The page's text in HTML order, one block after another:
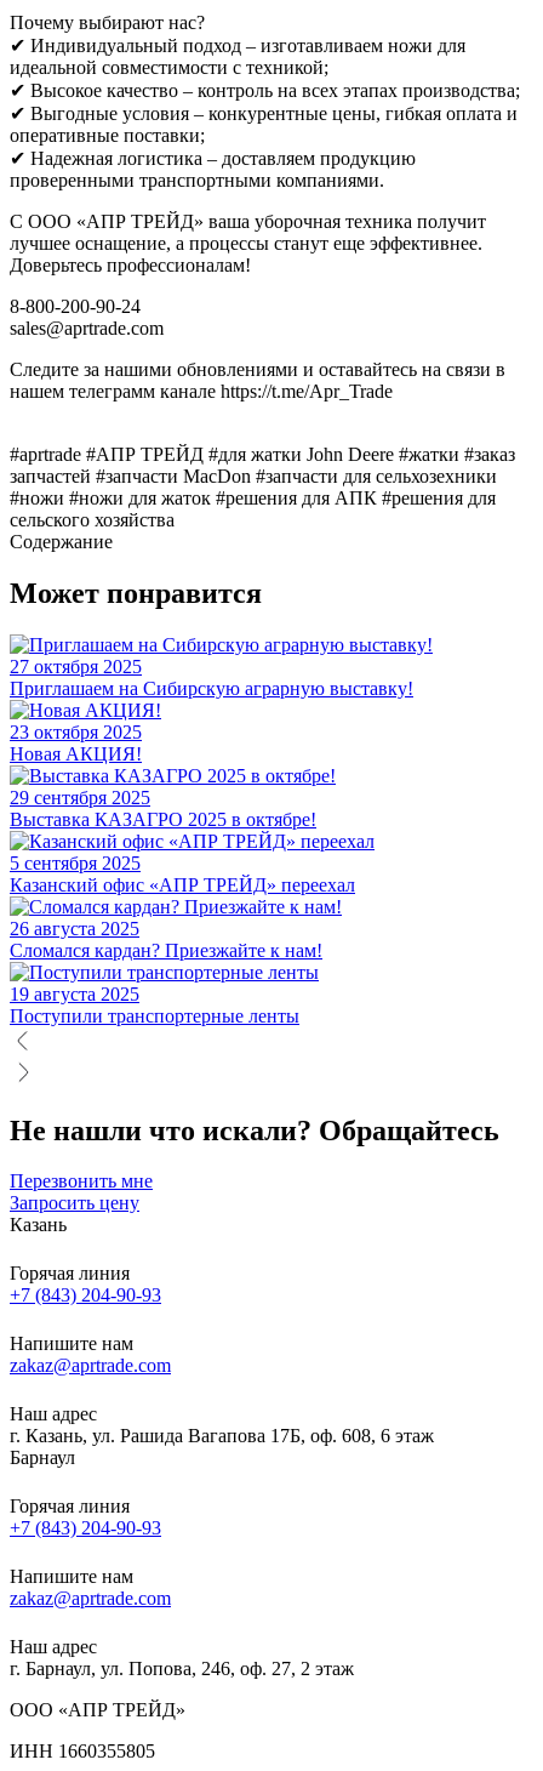
Почему выбирают нас?
✔ Индивидуальный подход – изготавливаем ножи для
идеальной совместимости с техникой;
✔ Высокое качество – контроль на всех этапах производства;
✔ Выгодные условия – конкурентные цены, гибкая оплата и
оперативные поставки;
✔ Надежная логистика – доставляем продукцию
проверенными транспортными компаниями.
С ООО «АПР ТРЕЙД» ваша уборочная техника получит
лучшее оснащение, а процессы станут еще эффективнее.
Доверьтесь профессионалам!
8-800-200-90-24
sales@aprtrade.com
Следите за нашими обновлениями и оставайтесь на связи в
нашем телеграмм канале https://t.me/Apr_Trade
#aprtrade #АПР ТРЕЙД #для жатки John Deere #жатки #заказ
запчастей #запчасти MacDon #запчасти для сельхозехники
#ножи #ножи для жаток #решения для АПК #решения для
сельского хозяйства
Содержание
Может понравится
27 октября 2025
Приглашаем на Сибирскую аграрную выставку!
23 октября 2025
Новая АКЦИЯ!
29 сентября 2025
Выставка КАЗАГРО 2025 в октябре!
5 сентября 2025
Казанский офис «АПР ТРЕЙД» переехал
26 августа 2025
Сломался кардан? Приезжайте к нам!
19 августа 2025
Поступили транспортерные ленты
Не нашли что искали? Обращайтесь
Перезвонить мне
Запросить цену
Казань
Горячая линия
+7 (843) 204-90-93
Напишите нам
zakaz@aprtrade.com
Наш адрес
г. Казань, ул. Рашида Вагапова 17Б, оф. 608, 6 этаж
Барнаул
Горячая линия
+7 (843) 204-90-93
Напишите нам
zakaz@aprtrade.com
Наш адрес
г. Барнаул, ул. Попова, 246, оф. 27, 2 этаж
ООО «АПР ТРЕЙД»
ИНН 1660355805